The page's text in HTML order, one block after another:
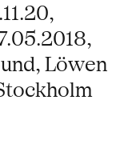
Löwen